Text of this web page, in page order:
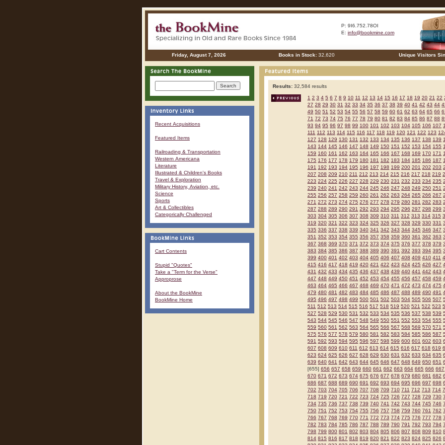
P: 9I6.752.78OI
E: info@bookmine.com
Friday, August 7, 2026 Books in Stock: 32,620 Unique Visitors
Recent Acquisitions
Featured Items
Railroading & Transportation
Western Americana
Literature
Illustrated & Children's Books
Travel & Exploration
Military History, Aviation, etc.
Science
Sports
Art & Collectibles
Categorically Challenged
Cart Contents
Stupid "Quotes"
Take a "Term for the Verse"
Approprose
About the BookMine
BookMine Home
Results: 32,584 results
1 2 3 4 5 6 7 8 9 10 11 12 13 14 15 16 17 18 19 20 21 22
27 28 29 30 31 32 33 34 35 36 37 38 39 40 41 42 43 44
49 50 51 52 53 54 55 56 57 58 59 60 61 62 63 64 65 66
71 72 73 74 75 76 77 78 79 80 81 82 83 84 85 86 87 88
93 94 95 96 97 98 99 100 101 102 103 104 105 106 107
111 112 113 114 115 116 117 118 119 120 121 122 123
127 128 129 130 131 132 133 134 135 136 137 138 139
143 144 145 146 147 148 149 150 151 152 153 154 155
159 160 161 162 163 164 165 166 167 168 169 170 171
175 176 177 178 179 180 181 182 183 184 185 186 187
191 192 193 194 195 196 197 198 199 200 201 202 203
207 208 209 210 211 212 213 214 215 216 217 218 219
223 224 225 226 227 228 229 230 231 232 233 234 235
239 240 241 242 243 244 245 246 247 248 249 250 251
255 256 257 258 259 260 261 262 263 264 265 266 267
271 272 273 274 275 276 277 278 279 280 281 282 283
287 288 289 290 291 292 293 294 295 296 297 298 299
303 304 305 306 307 308 309 310 311 312 313 314 315
319 320 321 322 323 324 325 326 327 328 329 330 331
335 336 337 338 339 340 341 342 343 344 345 346 347
351 352 353 354 355 356 357 358 359 360 361 362 363
367 368 369 370 371 372 373 374 375 376 377 378 379
383 384 385 386 387 388 389 390 391 392 393 394 395
399 400 401 402 403 404 405 406 407 408 409 410 411
415 416 417 418 419 420 421 422 423 424 425 426 427
431 432 433 434 435 436 437 438 439 440 441 442 443
447 448 449 450 451 452 453 454 455 456 457 458 459
463 464 465 466 467 468 469 470 471 472 473 474 475
479 480 481 482 483 484 485 486 487 488 489 490 491
495 496 497 498 499 500 501 502 503 504 505 506 507
511 512 513 514 515 516 517 518 519 520 521 522 523
527 528 529 530 531 532 533 534 535 536 537 538 539
543 544 545 546 547 548 549 550 551 552 553 554 555
559 560 561 562 563 564 565 566 567 568 569 570 571
575 576 577 578 579 580 581 582 583 584 585 586 587
591 592 593 594 595 596 597 598 599 600 601 602 603
607 608 609 610 611 612 613 614 615 616 617 618 619
623 624 625 626 627 628 629 630 631 632 633 634 635
639 640 641 642 643 644 645 646 647 648 649 650 651
[655] 656 657 658 659 660 661 662 663 664 665 666 667
670 671 672 673 674 675 676 677 678 679 680 681 682
686 687 688 689 690 691 692 693 694 695 696 697 698
702 703 704 705 706 707 708 709 710 711 712 713 714
718 719 720 721 722 723 724 725 726 727 728 729 730
734 735 736 737 738 739 740 741 742 743 744 745 746
750 751 752 753 754 755 756 757 758 759 760 761 762
766 767 768 769 770 771 772 773 774 775 776 777 778
782 783 784 785 786 787 788 789 790 791 792 793 794
798 799 800 801 802 803 804 805 806 807 808 809 810
814 815 816 817 818 819 820 821 822 823 824 825 826